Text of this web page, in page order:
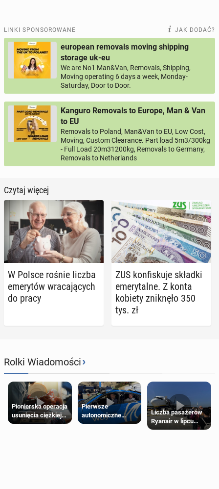
LINKI SPONSOROWANE JAK DODAĆ?
european removals moving shipping
storage uk-eu
We are No1 Man&Van, Removals, Shipping,
Moving operating 6 days a week, Monday-
Saturday, Door to Door.
Kanguro Removals to Europe, Man & Van
to EU
Removals to Poland, Man&Van to EU, Low Cost,
Moving, Custom Clearance. Part load 5m3/300kg
- Full Load 20m31200kg, Removals to Germany,
Removals to Netherlands
Czytaj więcej
W Polsce rośnie liczba
eme­ry­tów wra­ca­ją­cych
do pracy
ZUS kon­fi­sku­je składki
eme­ry­tal­ne. Z konta
kobiety znik­nę­ło 350
tys. zł
Rolki Wiadomości›
Pionierska operacja
usunięcia ciężkiej
wady wrodzonej
Pierwsze
autonomiczne
Ubery pojawią się
Liczba pasażerów
Ryanair w lipcu
pobiła rekord